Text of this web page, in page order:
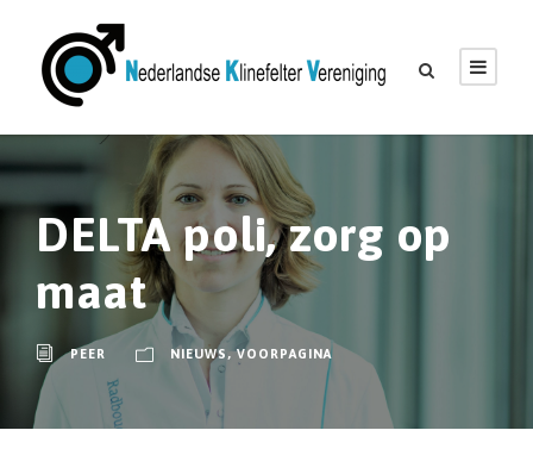
a
DELTA poli, zorg op
maat
PEER NIEUWS , VOORPAGINA